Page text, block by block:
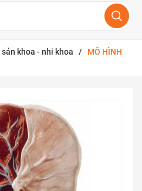
khoa - nhi khoa /
MÔ HÌNH